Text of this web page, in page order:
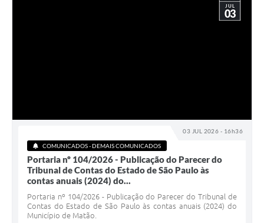
03 JUL 2026 - 16h36
JUL
03
COMUNICADOS - DEMAIS COMUNICADOS
Portaria nº 104/2026 - Publicação do Parecer do
Tribunal de Contas do Estado de São Paulo às
contas anuais (2024) do...
Portaria nº 104/2026 - Publicação do Parecer do Tribunal de
Contas do Estado de São Paulo às contas anuais (2024) do
Município de Matão.